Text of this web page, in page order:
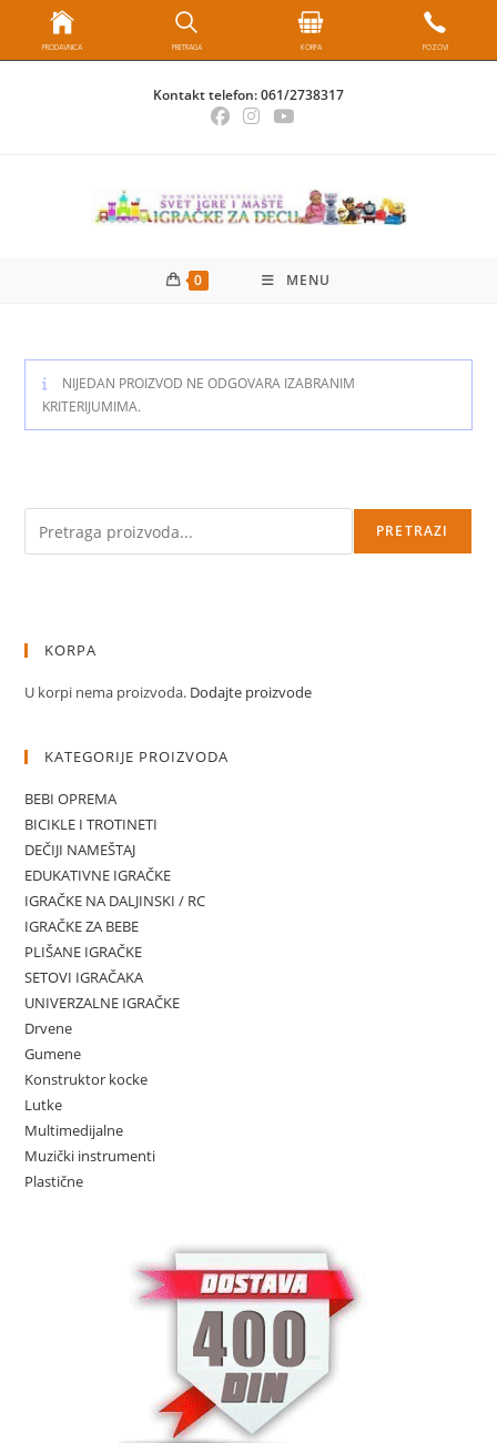
Kontakt telefon:061/2738317
0 MENU
NIJEDAN PROIZVOD NE ODGOVARA IZABRANIM
KRITERIJUMIMA.
PRETRAZI
KORPA
U korpi nema proizvoda. Dodajte proizvode
KATEGORIJE PROIZVODA
BEBI OPREMA
BICIKLE I TROTINETI
DEČIJI NAMEŠTAJ
EDUKATIVNE IGRAČKE
IGRAČKE NA DALJINSKI / RC
IGRAČKE ZA BEBE
PLIŠANE IGRAČKE
SETOVI IGRAČAKA
UNIVERZALNE IGRAČKE
Drvene
Gumene
Konstruktor kocke
Lutke
Multimedijalne
Muzički instrumenti
Plastične
PRODAVNICA PRETRAGA KORPA POZOVI